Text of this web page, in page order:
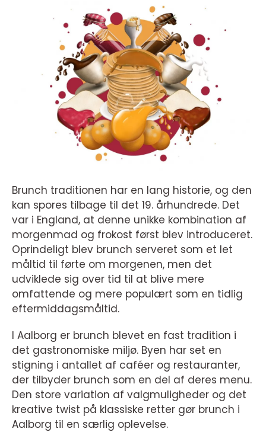
Brunch traditionen har en lang historie, og den
kan spores tilbage til det 19. århundrede. Det
var i England, at denne unikke kombination af
morgenmad og frokost først blev introduceret.
Oprindeligt blev brunch serveret som et let
måltid til førte om morgenen, men det
udviklede sig over tid til at blive mere
omfattende og mere populært som en tidlig
eftermiddagsmåltid.
I Aalborg er brunch blevet en fast tradition i
det gastronomiske miljø. Byen har set en
stigning i antallet af caféer og restauranter,
der tilbyder brunch som en del af deres menu.
Den store variation af valgmuligheder og det
kreative twist på klassiske retter gør brunch i
Aalborg til en særlig oplevelse.